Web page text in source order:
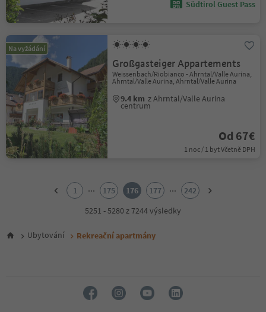
Südtirol Guest Pass
Na vyžádání
Großgasteiger Appartements
Weissenbach/Riobianco - Ahrntal/Valle Aurina,
Ahrntal/Valle Aurina, Ahrntal/Valle Aurina
9.4 km z Ahrntal/Valle Aurina
centrum
Od 67€
1 noc / 1 byt Včetně DPH
6
1 ... 175 176 177 ...
242
5251 - 5280 z 7244 výsledky
Ubytování Rekreační apartmány